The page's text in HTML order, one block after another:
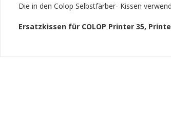
Die in den Colop Selbstfärber- Kissen
Ersatzkissen für COLOP Printer 35,